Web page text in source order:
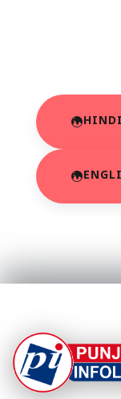
HINDI